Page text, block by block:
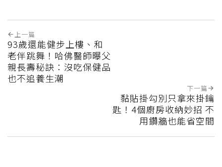
上一篇
93歲還能健步上樓、和
老伴跳舞！哈佛醫師曝父
親長壽秘訣：沒吃保健品
也不追養生潮
下一篇
黏貼掛勾別只拿來掛鑰
匙！4個廚房收納妙招 不
用鑽牆也能省空間